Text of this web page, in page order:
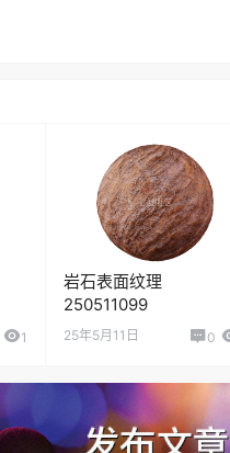
1
岩石表面纹理
250511099
25年5月11日 0